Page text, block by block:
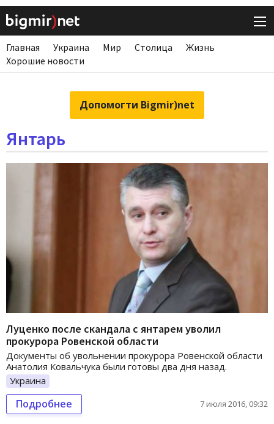
Главная Украина Мир Столица
Жизнь
Хорошие новости
Допомогти Bigmir)net
Янтарь
Луценко после скандала с янтарем уволил
прокурора Ровенской области
Документы об увольнении прокурора Ровенской области
Анатолия Ковальчука были готовы два дня назад.
Украина
Подробнее 7 июля 2016, 09:32